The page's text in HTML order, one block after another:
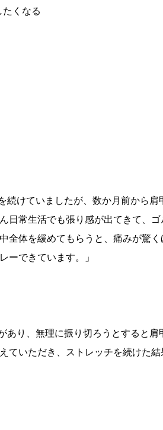
くなる
続けていましたが、数か月前から
日常生活でも張り感が出てきて、ゴ
全体を緩めてもらうと、痛みが驚
ーできています。」
あり、無理に振り切ろうとすると肩
ていただき、ストレッチを続けた結